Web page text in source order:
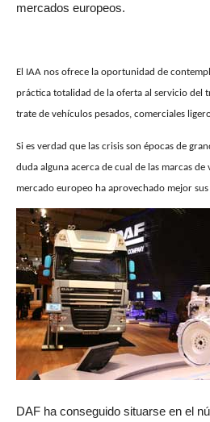
mercados europeos.
El IAA nos ofrece la oportunidad de
práctica totalidad de la oferta al servicio del
trate de vehículos pesados, comerciales
Si es verdad que las crisis son épocas de
duda alguna acerca de cual de las marcas de
mercado europeo ha aprovechado mejor
DAF ha conseguido situarse en el